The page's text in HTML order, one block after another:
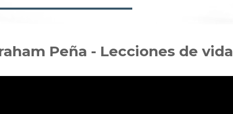
Peña - Lecciones de vida